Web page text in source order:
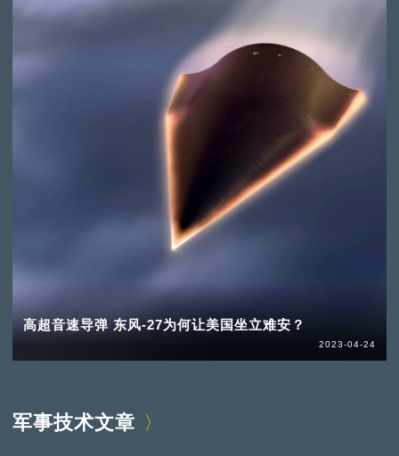
高超音速导弹 东风-27为何让美国坐立难安？
2023-04-24
军事技术文章